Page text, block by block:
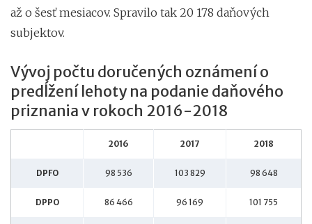
až o šesť mesiacov. Spravilo tak 20 178 daňových
subjektov.
Vývoj počtu doručených oznámení o
predĺžení lehoty na podanie daňového
priznania v rokoch 2016-2018
2016 2017 2018
DPFO 98 536 103 829 98 648
DPPO 86 466 96 169 101 755